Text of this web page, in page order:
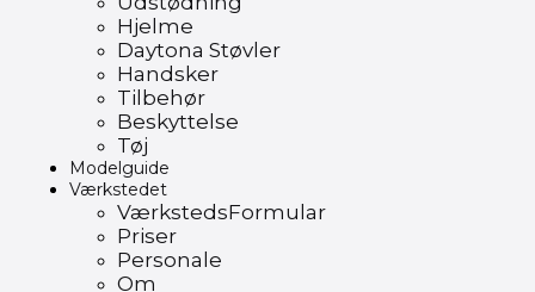
Hjelme
Daytona Støvler
Handsker
Tilbehør
Beskyttelse
Tøj
Modelguide
Værkstedet
VærkstedsFormular
Priser
Personale
Om